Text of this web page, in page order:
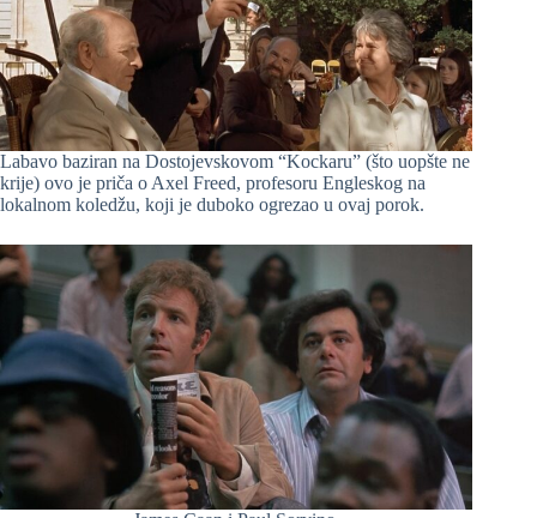
Labavo baziran na Dostojevskovom “Kockaru” (što uopšte ne
krije) ovo je priča o Axel Freed, profesoru Engleskog na
lokalnom koledžu, koji je duboko ogrezao u ovaj porok.